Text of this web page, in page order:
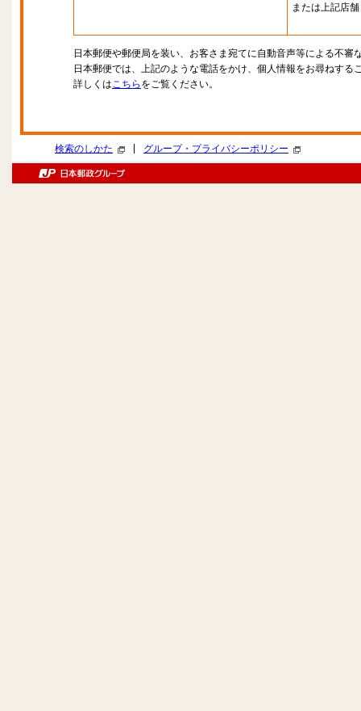
または上記店舗
日本郵便や郵便局を装い、お客さま宛てに自動音声等による不審
日本郵便では、上記のような電話をかけ、個人情報をお尋ねする
詳しくはこちら をご覧ください。
検索のしかた グループ・プライバシーポリシー